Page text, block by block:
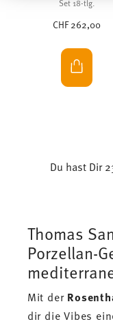
Set 18-tlg.
CHF 262,00
Du hast Dir
Thomas
Porzellan-
Mit der
dir die Vibes